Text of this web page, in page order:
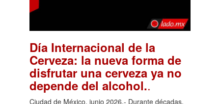
Día Internacional de la
Cerveza: la nueva forma de
disfrutar una cerveza ya no
depende del alcohol..
Ciudad de México, junio 2026.- Durante décadas,